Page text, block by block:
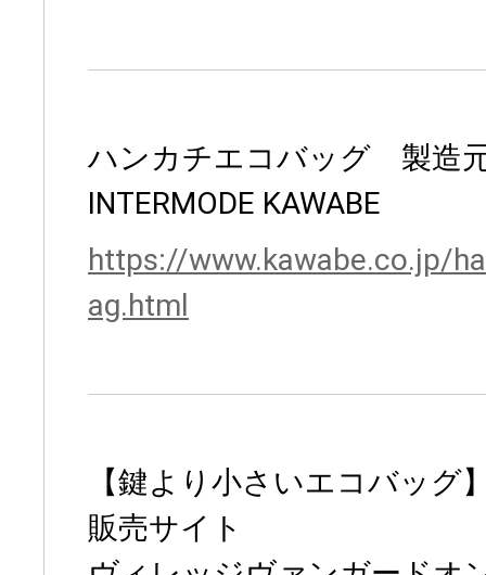
ハンカチエコバッグ 製造
INTERMODE KAWABE
https://www.kawabe.co.jp/
ag.html
【鍵より小さいエコバッ
販売サイト